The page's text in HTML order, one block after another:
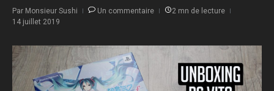
Par Monsieur Sushi Un commentaire
2 mn de lecture
14 juillet 2019